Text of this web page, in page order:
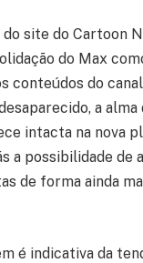
site do Cartoon
do Max
conteúdos do
a alma
intacta na nova
a possibilidade de
de forma ainda
é indicativa da